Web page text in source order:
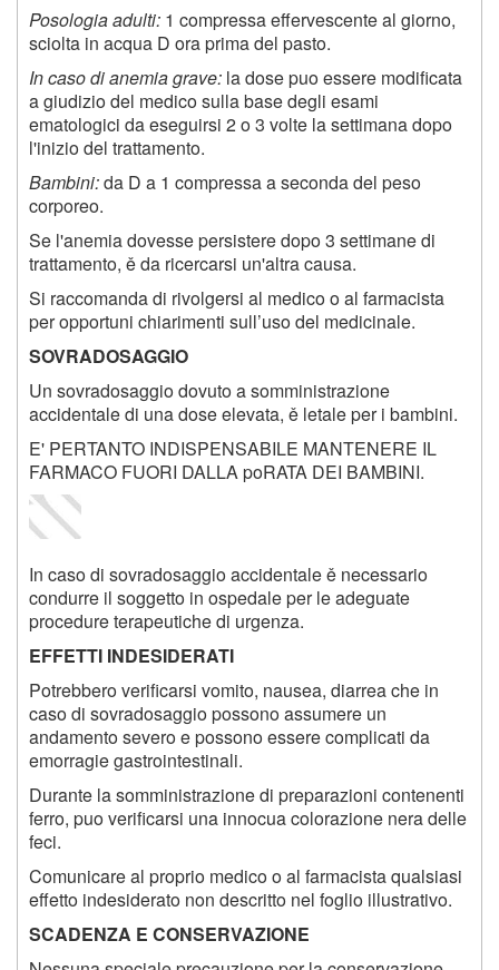
Posologia adulti: 1 compressa effervescente al giorno,
sciolta in acqua D ora prima del pasto.
In caso di anemia grave: la dose puo essere modificata
a giudizio del medico sulla base degli esami
ematologici da eseguirsi 2 o 3 volte la settimana dopo
l'inizio del trattamento.
Bambini:da D a 1 compressa a seconda del peso
corporeo.
Se l'anemia dovesse persistere dopo 3 settimane di
trattamento, ě da ricercarsi un'altra causa.
Si raccomanda di rivolgersi al medico o al farmacista
per opportuni chiarimenti sull’uso del medicinale.
SOVRADOSAGGIO
Un sovradosaggio dovuto a somministrazione
accidentale di una dose elevata, ě letale per i bambini.
E' PERTANTO INDISPENSABILE MANTENERE IL
FARMACO FUORI DALLA poRATA DEI BAMBINI.
In caso di sovradosaggio accidentale ě necessario
condurre il soggetto in ospedale per le adeguate
procedure terapeutiche di urgenza.
EFFETTI INDESIDERATI
Potrebbero verificarsi vomito, nausea, diarrea che in
caso di sovradosaggio possono assumere un
andamento severo e possono essere complicati da
emorragie gastrointestinali.
Durante la somministrazione di preparazioni contenenti
ferro, puo verificarsi una innocua colorazione nera delle
feci.
Comunicare al proprio medico o al farmacista qualsiasi
effetto indesiderato non descritto nel foglio illustrativo.
SCADENZA E CONSERVAZIONE